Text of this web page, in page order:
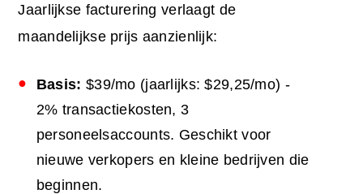
Jaarlijkse facturering verlaagt de
maandelijkse prijs aanzienlijk:
Basis: $39/mo (jaarlijks: $29,25/mo) -
2% transactiekosten, 3
personeelsaccounts. Geschikt voor
nieuwe verkopers en kleine bedrijven die
beginnen.